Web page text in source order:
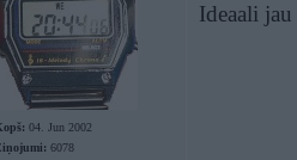
04. Jun 2002
6078
Ideaali